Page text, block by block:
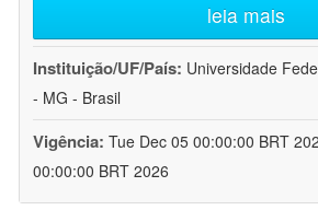
leia mais
Instituição/UF/País: Universidade
- MG - Brasil
Vigência: Tue Dec 05 00:00:00 BRT
00:00:00 BRT 2026